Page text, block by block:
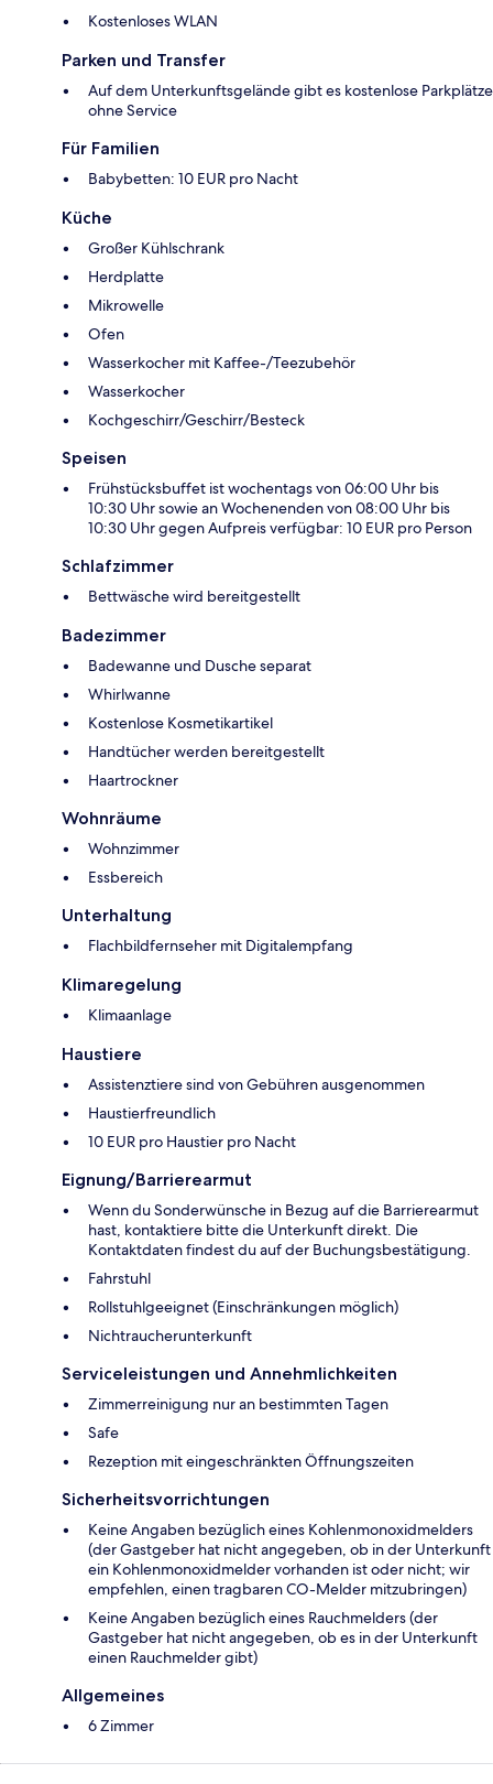
Kostenloses WLAN
Parken und Transfer
Auf dem Unterkunftsgelände gibt es kostenlose Parkplätze
ohne Service
Für Familien
Babybetten: 10 EUR pro Nacht
Küche
Großer Kühlschrank
Herdplatte
Mikrowelle
Ofen
Wasserkocher mit Kaffee-/Teezubehör
Wasserkocher
Kochgeschirr/Geschirr/Besteck
Speisen
Frühstücksbuffet ist wochentags von 06:00 Uhr bis
10:30 Uhr sowie an Wochenenden von 08:00 Uhr bis
10:30 Uhr gegen Aufpreis verfügbar: 10 EUR pro Person
Schlafzimmer
Bettwäsche wird bereitgestellt
Badezimmer
Badewanne und Dusche separat
Whirlwanne
Kostenlose Kosmetikartikel
Handtücher werden bereitgestellt
Haartrockner
Wohnräume
Wohnzimmer
Essbereich
Unterhaltung
Flachbildfernseher mit Digitalempfang
Klimaregelung
Klimaanlage
Haustiere
Assistenztiere sind von Gebühren ausgenommen
Haustierfreundlich
10 EUR pro Haustier pro Nacht
Eignung/Barrierearmut
Wenn du Sonderwünsche in Bezug auf die Barrierearmut
hast, kontaktiere bitte die Unterkunft direkt. Die
Kontaktdaten findest du auf der Buchungsbestätigung.
Fahrstuhl
Rollstuhlgeeignet (Einschränkungen möglich)
Nichtraucherunterkunft
Serviceleistungen und Annehmlichkeiten
Zimmerreinigung nur an bestimmten Tagen
Safe
Rezeption mit eingeschränkten Öffnungszeiten
Sicherheitsvorrichtungen
Keine Angaben bezüglich eines Kohlenmonoxidmelders
(der Gastgeber hat nicht angegeben, ob in der Unterkunft
ein Kohlenmonoxidmelder vorhanden ist oder nicht; wir
empfehlen, einen tragbaren CO-Melder mitzubringen)
Keine Angaben bezüglich eines Rauchmelders (der
Gastgeber hat nicht angegeben, ob es in der Unterkunft
einen Rauchmelder gibt)
Allgemeines
6 Zimmer